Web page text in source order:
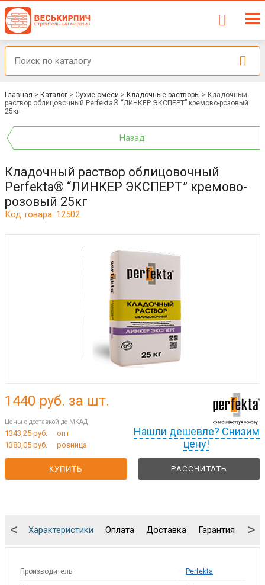
Главная > Каталог > Сухие смеси > Кладочные растворы > Кладочный
раствор облицовочный Perfekta® “ЛИНКЕР ЭКСПЕРТ” кремово-розовый
25кг
Назад
Кладочный раствор облицовочный
Perfekta® “ЛИНКЕР ЭКСПЕРТ” кремово-
розовый 25кг
Код товара: 12502
Нашли дешевле? Снизим
цену!
1440 руб. за шт.
Цены с доставкой до МКАД
1343,25 руб. — опт
1383,05 руб. — розница
КУПИТЬ РАССЧИТАТЬ
Характеристики Оплата Доставка Гарантия
< >
Производитель — Perfekta